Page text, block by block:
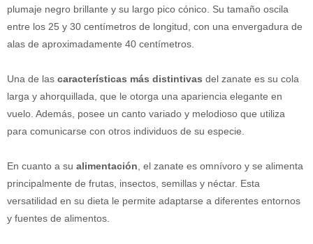
plumaje negro brillante y su largo pico cónico. Su tamaño oscila
entre los 25 y 30 centímetros de longitud, con una envergadura de
alas de aproximadamente 40 centímetros.
Una de las características más distintivas del zanate es su cola
larga y ahorquillada, que le otorga una apariencia elegante en
vuelo. Además, posee un canto variado y melodioso que utiliza
para comunicarse con otros individuos de su especie.
En cuanto a su alimentación , el zanate es omnívoro y se alimenta
principalmente de frutas, insectos, semillas y néctar. Esta
versatilidad en su dieta le permite adaptarse a diferentes entornos
y fuentes de alimentos.